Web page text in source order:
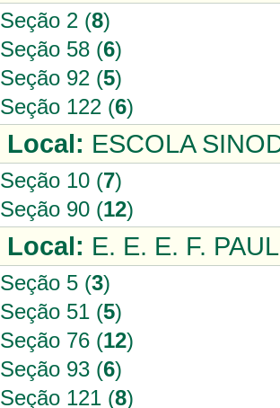
Seção 2 (8)
Seção 58 (6)
Seção 92 (5)
Seção 122 (6)
Local: ESCOLA
Seção 10 (7)
Seção 90 (12)
Local: E. E. E. F.
Seção 5 (3)
Seção 51 (5)
Seção 76 (12)
Seção 93 (6)
Seção 121 (8)